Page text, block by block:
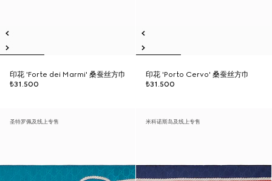
印花 'Forte dei Marmi' 桑蚕丝方巾
₺31.500
印花 'Porto Cervo' 桑蚕丝方巾
₺31.500
圣特罗佩及线上专售 米科诺斯岛及线上专售